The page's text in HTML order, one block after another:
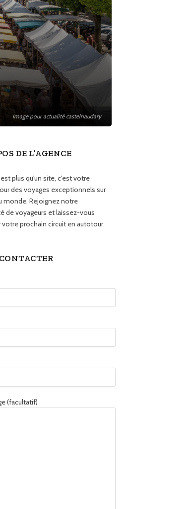
Image pour actualité castelnaudary
DE L’AGENCE
plus qu'un site, c'est votre
des voyages exceptionnels sur
monde. Rejoignez notre
de voyageurs et laissez-vous
votre prochain circuit en autotour.
(facultatif)